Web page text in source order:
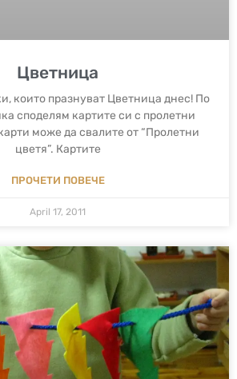
Цветница
които празнуват Цветница днес! По
споделям картите си с пролетни
може да свалите от “Пролетни
цветя”. Картите
ПРОЧЕТИ ПОВЕЧЕ
April 17, 2011